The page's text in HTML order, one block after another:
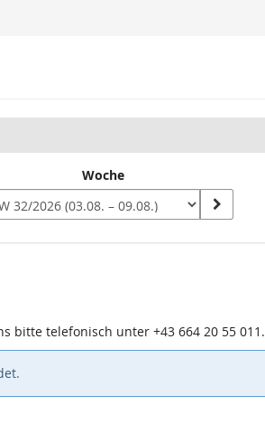
Woche
bitte telefonisch unter +43 664 20 55 011.